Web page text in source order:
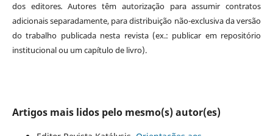
dos editores.Autores têm autorização para assumir contratos
adicionais separadamente, para distribuição não-exclusiva da versão
do trabalho publicada nesta revista (ex.: publicar em repositório
institucional ou um capítulo de livro).
Artigos mais lidos pelo mesmo(s) autor(es)